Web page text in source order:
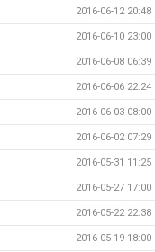
2016-06-12 20:48
2016-06-10 23:00
2016-06-08 06:39
2016-06-06 22:24
2016-06-03 08:00
2016-06-02 07:29
2016-05-31 11:25
2016-05-27 17:00
2016-05-22 22:38
2016-05-19 18:00